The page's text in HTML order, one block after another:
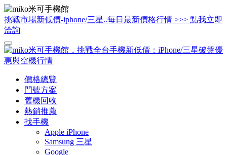
挑戰市場新低價-iphone/三星..每日最新價格行情 >>> 點我立即
洽詢
價格總覽
門號方案
舊機回收
熱銷推薦
找手機
Apple iPhone
Samsung 三星
Google